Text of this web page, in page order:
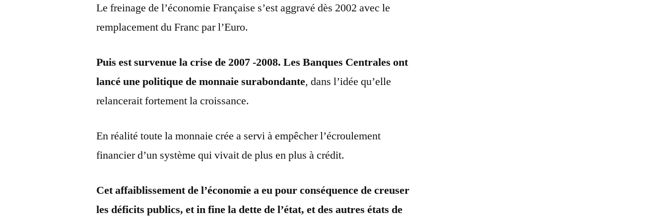
Le freinage de l’économie Française s’est aggravé dès 2002 avec le
remplacement du Franc par l’Euro.
Puis est survenue la crise de 2007 -2008. Les Banques Centrales ont
lancé une politique de monnaie surabondante, dans l’idée qu’elle
relancerait fortement la croissance.
En réalité toute la monnaie crée a servi à empêcher l’écroulement
financier d’un système qui vivait de plus en plus à crédit.
Cet affaiblissement de l’économie a eu pour conséquence de creuser
les déficits publics, et in fine la dette de l’état, et des autres états de